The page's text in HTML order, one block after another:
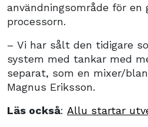
användningsområde för
processorn.
– Vi har sålt den tidigare
system med tankar med
separat, som en mixer/
Magnus Eriksson.
Läs också: Allu startar